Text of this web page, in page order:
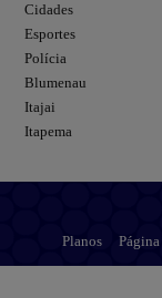
Cidades
Esportes
Polícia
Blumenau
Itajai
Itapema
Planos